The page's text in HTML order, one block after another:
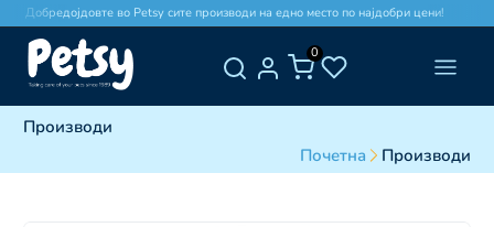
Добредојдовте во Petsy сите производи на едно место по најдобри цени!
0
Производи
Почетна
Производи